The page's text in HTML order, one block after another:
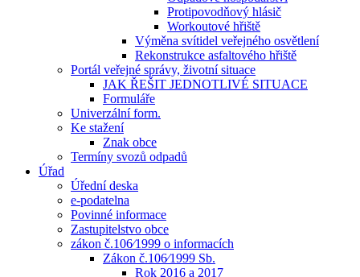
Protipovodňový hlásič
Workoutové hřiště
Výměna svítidel veřejného osvětlení
Rekonstrukce asfaltového hřiště
Portál veřejné správy, životní situace
JAK ŘEŠIT JEDNOTLIVÉ SITUACE
Formuláře
Univerzální form.
Ke stažení
Znak obce
Termíny svozů odpadů
Úřad
Úřední deska
e-podatelna
Povinné informace
Zastupitelstvo obce
zákon č.106⁄1999 o informacích
Zákon č.106⁄1999 Sb.
Rok 2016 a 2017